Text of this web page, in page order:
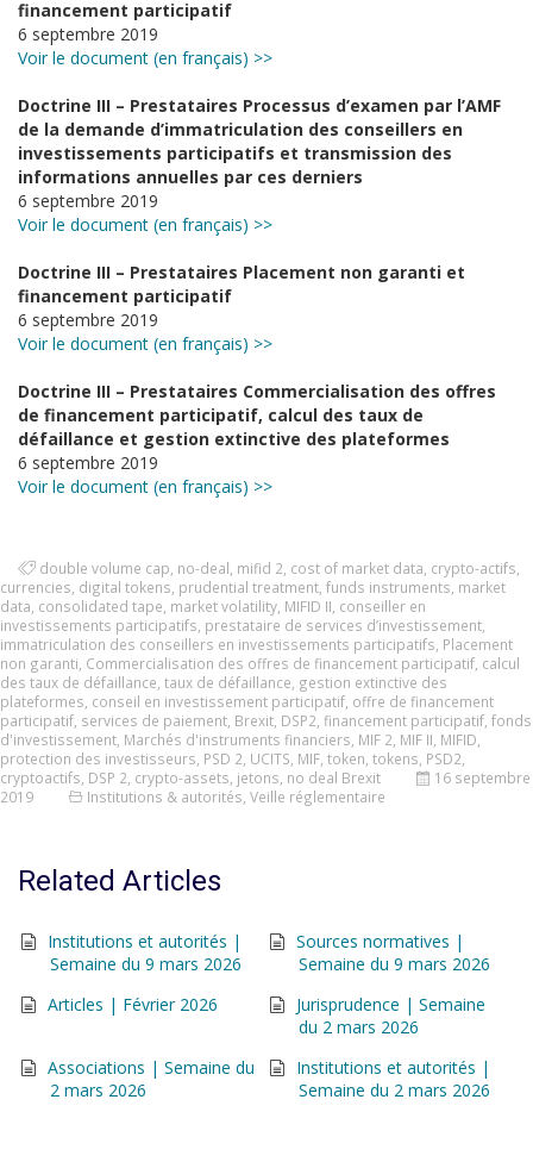
financement participatif
6 septembre 2019
Voir le document (en français) >>
Doctrine III – Prestataires Processus d’examen par l’AMF
de la demande d’immatriculation des conseillers en
investissements participatifs et transmission des
informations annuelles par ces derniers
6 septembre 2019
Voir le document (en français) >>
Doctrine III – Prestataires Placement non garanti et
financement participatif
6 septembre 2019
Voir le document (en français) >>
Doctrine III – Prestataires Commercialisation des offres
de financement participatif, calcul des taux de
défaillance et gestion extinctive des plateformes
6 septembre 2019
Voir le document (en français) >>
double volume cap no-deal mifid 2 cost of market data crypto-actifs
currencies digital tokens prudential treatment funds instruments market
data consolidated tape market volatility MIFID II conseiller en
investissements participatifs prestataire de services d’investissement
immatriculation des conseillers en investissements participatifs Placement
non garanti Commercialisation des offres de financement participatif calcul
des taux de défaillance taux de défaillance gestion extinctive des
plateformes conseil en investissement participatif offre de financement
participatif services de paiement Brexit DSP2 financement participatif fonds
d'investissement Marchés d'instruments financiers MIF 2 MIF II MIFID
protection des investisseurs PSD 2 UCITS MIF token tokens PSD2
cryptoactifs DSP 2 crypto-assets jetons no deal Brexit
16 septembre
2019
Institutions & autorités Veille réglementaire
Related Articles
Institutions et autorités |
Semaine du 9 mars 2026
Sources normatives |
Semaine du 9 mars 2026
Articles | Février 2026
Jurisprudence | Semaine
du 2 mars 2026
Associations | Semaine du
2 mars 2026
Institutions et autorités |
Semaine du 2 mars 2026